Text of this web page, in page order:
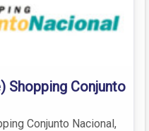
Shopping Conjunto
Conjunto Nacional,